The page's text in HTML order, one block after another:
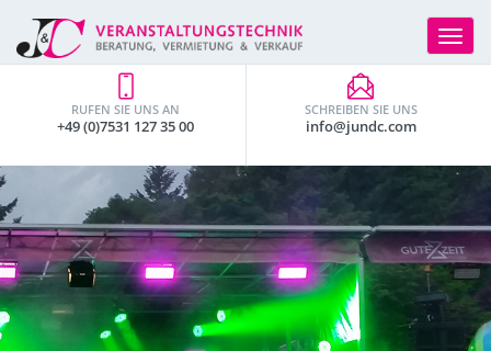
Toggle
SCHREIBEN SIE UNS
info@jundc.com
RUFEN SIE UNS AN
+49 (0)7531 127 35 00